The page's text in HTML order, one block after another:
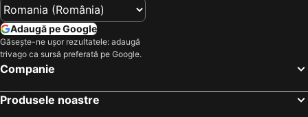
Adaugă pe Google
Găsește-ne ușor rezultatele: adaugă
trivago ca sursă preferată pe Google.
Companie
Produsele noastre